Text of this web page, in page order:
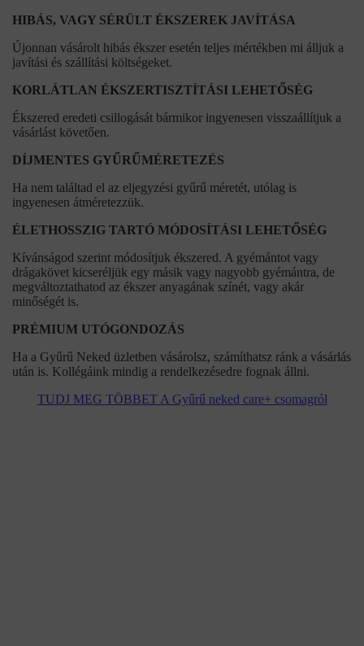
HIBÁS, VAGY SÉRÜLT ÉKSZEREK JAVÍTÁSA
Újonnan vásárolt hibás ékszer esetén teljes mértékben mi álljuk a
javítási és szállítási költségeket.
KORLÁTLAN ÉKSZERTISZTÍTÁSI LEHETŐSÉG
Ékszered eredeti csillogását bármikor ingyenesen visszaállítjuk a
vásárlást követően.
DÍJMENTES GYŰRŰMÉRETEZÉS
Ha nem találtad el az eljegyzési gyűrű méretét, utólag is
ingyenesen átméretezzük.
ÉLETHOSSZIG TARTÓ MÓDOSÍTÁSI LEHETŐSÉG
Kívánságod szerint módosítjuk ékszered. A gyémántot vagy
drágakövet kicseréljük egy másik vagy nagyobb gyémántra, de
megváltoztathatod az ékszer anyagának színét, vagy akár
minőségét is.
PRÉMIUM UTÓGONDOZÁS
Ha a Gyűrű Neked üzletben vásárolsz, számíthatsz ránk a vásárlás
után is. Kollégáink mindig a rendelkezésedre fognak állni.
TUDJ MEG TÖBBET A Gyűrű neked care+ csomagról